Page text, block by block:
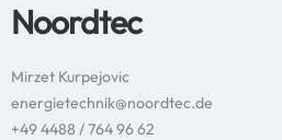
Noordtec
Mirzet Kurpejovic
energietechnik@noordtec.de
+49 4488 / 764 96 62